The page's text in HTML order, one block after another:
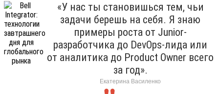
«У нас ты становишься тем, чьи
задачи берешь на себя. Я знаю
примеры роста от Junior-
разработчика до DevOps-лида или
от аналитика до Product Owner всего
за год».
Екатерина Василенко